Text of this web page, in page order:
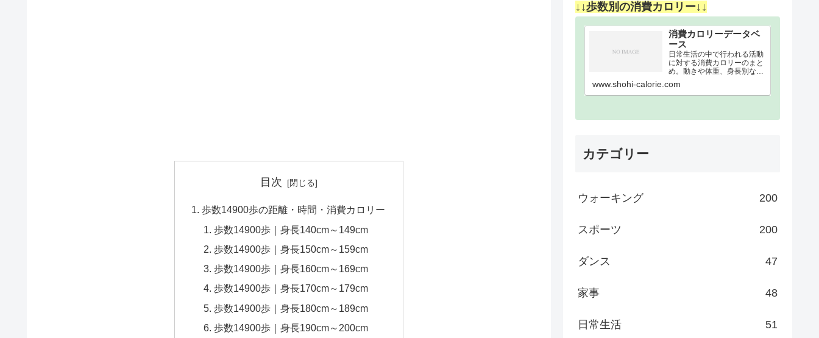
目次
歩数14900歩の距離・時間・消費カロリー
歩数14900歩｜身長140cm～149cm
歩数14900歩｜身長150cm～159cm
歩数14900歩｜身長160cm～169cm
歩数14900歩｜身長170cm～179cm
歩数14900歩｜身長180cm～189cm
歩数14900歩｜身長190cm～200cm
↓↓歩数別の消費カロリー↓↓
消費カロリーデータベ
ース
日常生活の中で行われる活動
に対する消費カロリーのまと
め。動きや体重、身長別な
類。消費カロリーまとめウォ
ーキング｜歩数別｜消費カロ
歩900歩10…
www.shohi-calorie.com
カテゴリー
ウォーキング 200
スポーツ 200
ダンス 47
家事 48
日常生活 51